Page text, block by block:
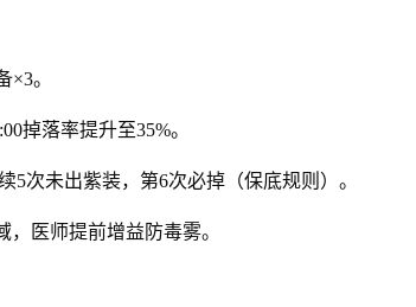
。
掉落率提升至35%。
5次未出紫装，第6次必掉（保底规则）。
医师提前增益防毒雾。